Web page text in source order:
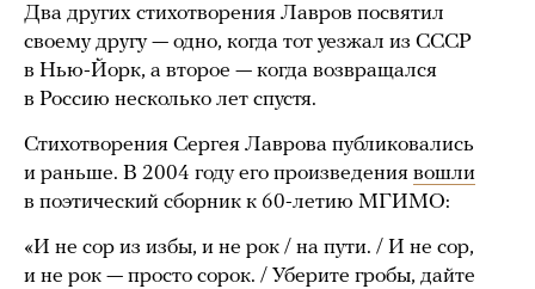
Два других стихотворения Лавров посвятил
своему другу — одно, когда тот уезжал из СССР
в Нью-Йорк, а второе — когда возвращался
в Россию несколько лет спустя.
Стихотворения Сергея Лаврова публиковались
и раньше. В 2004 году его произведения вошли
в поэтический сборник к 60-летию МГИМО:
«И не сор из избы, и не рок / на пути. / И не сор,
и не рок — просто сорок. / Уберите гробы, дайте